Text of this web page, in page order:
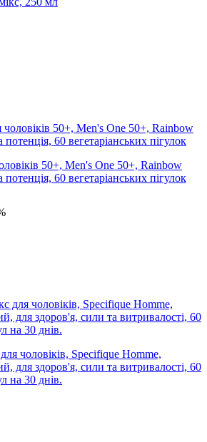
50+, Men's One 50+, Rainbow
60 вегетаріанських пігулок
чоловіків, Specifique Homme,
для здоров'я, сили та витривалості, 60
на 30 днів.